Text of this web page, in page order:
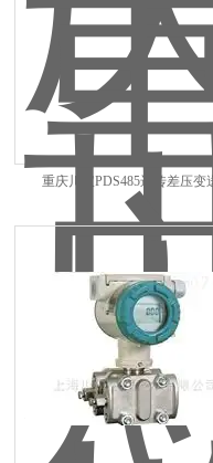
重庆川仪PDS485远传差压变